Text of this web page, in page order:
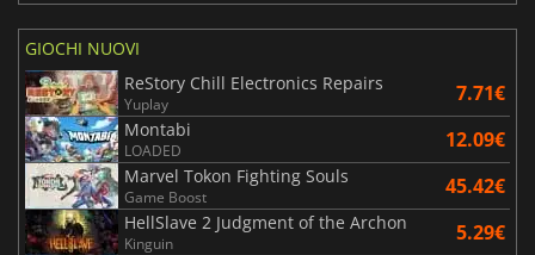
GIOCHI NUOVI
ReStory Chill Electronics Repairs
Yuplay 7.71€
Montabi
LOADED 12.09€
Marvel Tokon Fighting Souls
Game Boost 45.42€
HellSlave 2 Judgment of the Archon
Kinguin 5.29€